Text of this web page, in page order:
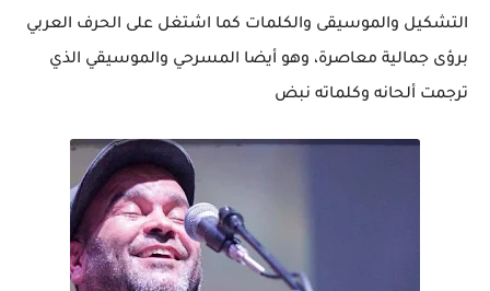
التشكيل والموسيقى والكلمات كما اشتغل على الحرف العربي
برؤى جمالية معاصرة، وهو أيضا المسرحي والموسيقي الذي
ترجمت ألحانه وكلماته نبض